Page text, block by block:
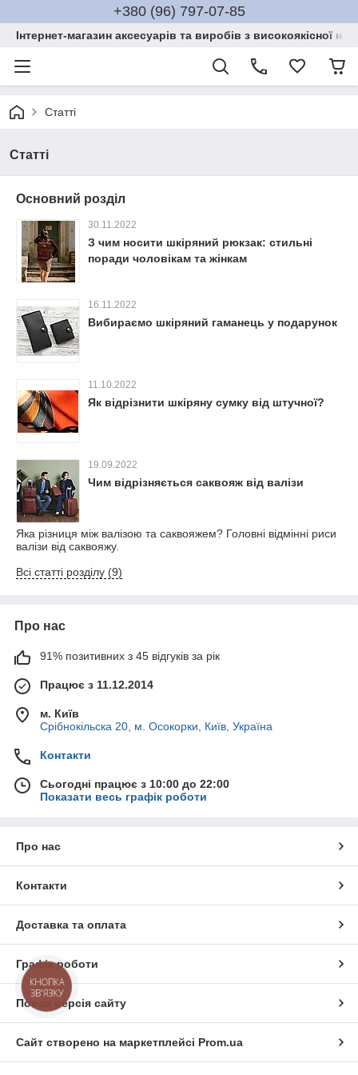
+380 (96) 797-07-85
Інтернет-магазин аксесуарів та виробів з високоякісної
Статті
Статті
Основний розділ
30.11.2022
З чим носити шкіряний рюкзак: стильні
поради чоловікам та жінкам
16.11.2022
Вибираємо шкіряний гаманець у подарунок
11.10.2022
Як відрізнити шкіряну сумку від штучної?
19.09.2022
Чим відрізняється саквояж від валізи
Яка різниця між валізою та саквояжем? Головні відмінні риси
валізи від саквояжу.
Всі статті розділу (9)
Про нас
91% позитивних з 45 відгуків за рік
Працює з 11.12.2014
м. Київ
Срібнокільска 20, м. Осокорки, Київ, Україна
Контакти
Сьогодні працює з 10:00 до 22:00
Показати весь графік роботи
Про нас
Контакти
Доставка та оплата
Графік роботи
Повна версія сайту
Сайт створено на маркетплейсі Prom.ua
КНОПКА
ЗВ'ЯЗКУ